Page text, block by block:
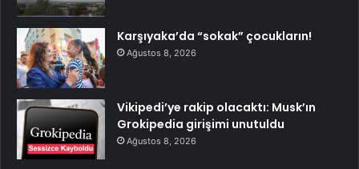
Karşıyaka’da “sokak” çocukların!
Ağustos 8, 2026
Vikipedi’ye rakip olacaktı: Musk’ın
Grokipedia girişimi unutuldu
Ağustos 8, 2026